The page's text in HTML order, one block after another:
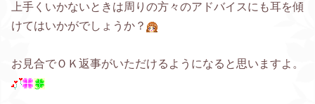
上手くいかないときは周りの方々のアドバイスにも耳を傾
けてはいかがでしょうか？
お見合でＯＫ返事がいただけるようになると思いますよ。